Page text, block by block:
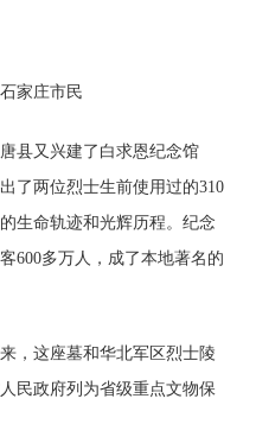
家庄市民
又兴建了白求恩纪念馆
了两位烈士生前使用过的310
生命轨迹和光辉历程。纪念
600多万人，成了本地著名的
这座墓和华北军区烈士陵
民政府列为省级重点文物保